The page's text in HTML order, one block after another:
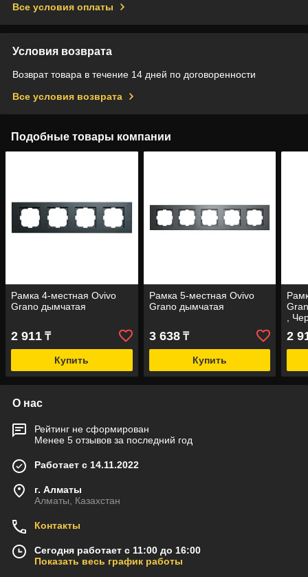
Все условия оплаты
Условия возврата
Возврат товара в течение 14 дней по договоренности
Все условия возврата
Подобные товары компании
Рамка 4-местная Ovivo
Grano дымчатая
2 911 ₸
Купить
Рамка 5-местная Ovivo
Grano дымчатая
3 638₸
Купить
,
2
О нас
Рейтинг не сформирован
Менее 5 отзывов за последний год
Работает с 14.11.2022
г. Алматы
Алматы, Казахстан
Контакты
Сегодня работает с 11:00 до 16:00
Показать весь график работы